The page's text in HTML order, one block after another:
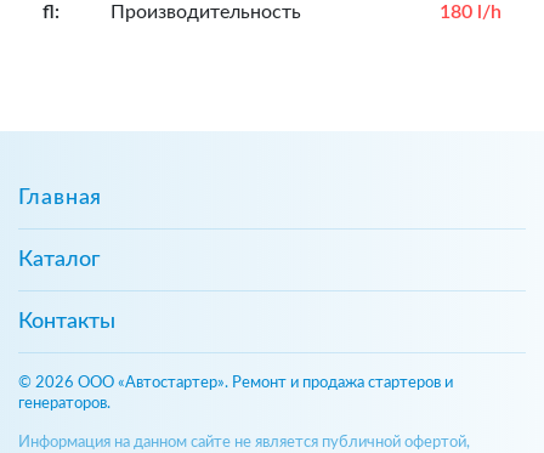
fl: Производительность 180 l/h
Главная
Каталог
Контакты
© 2026 ООО «Автостартер». Ремонт и продажа стартеров и
генераторов.
Информация на данном сайте не является публичной офертой,